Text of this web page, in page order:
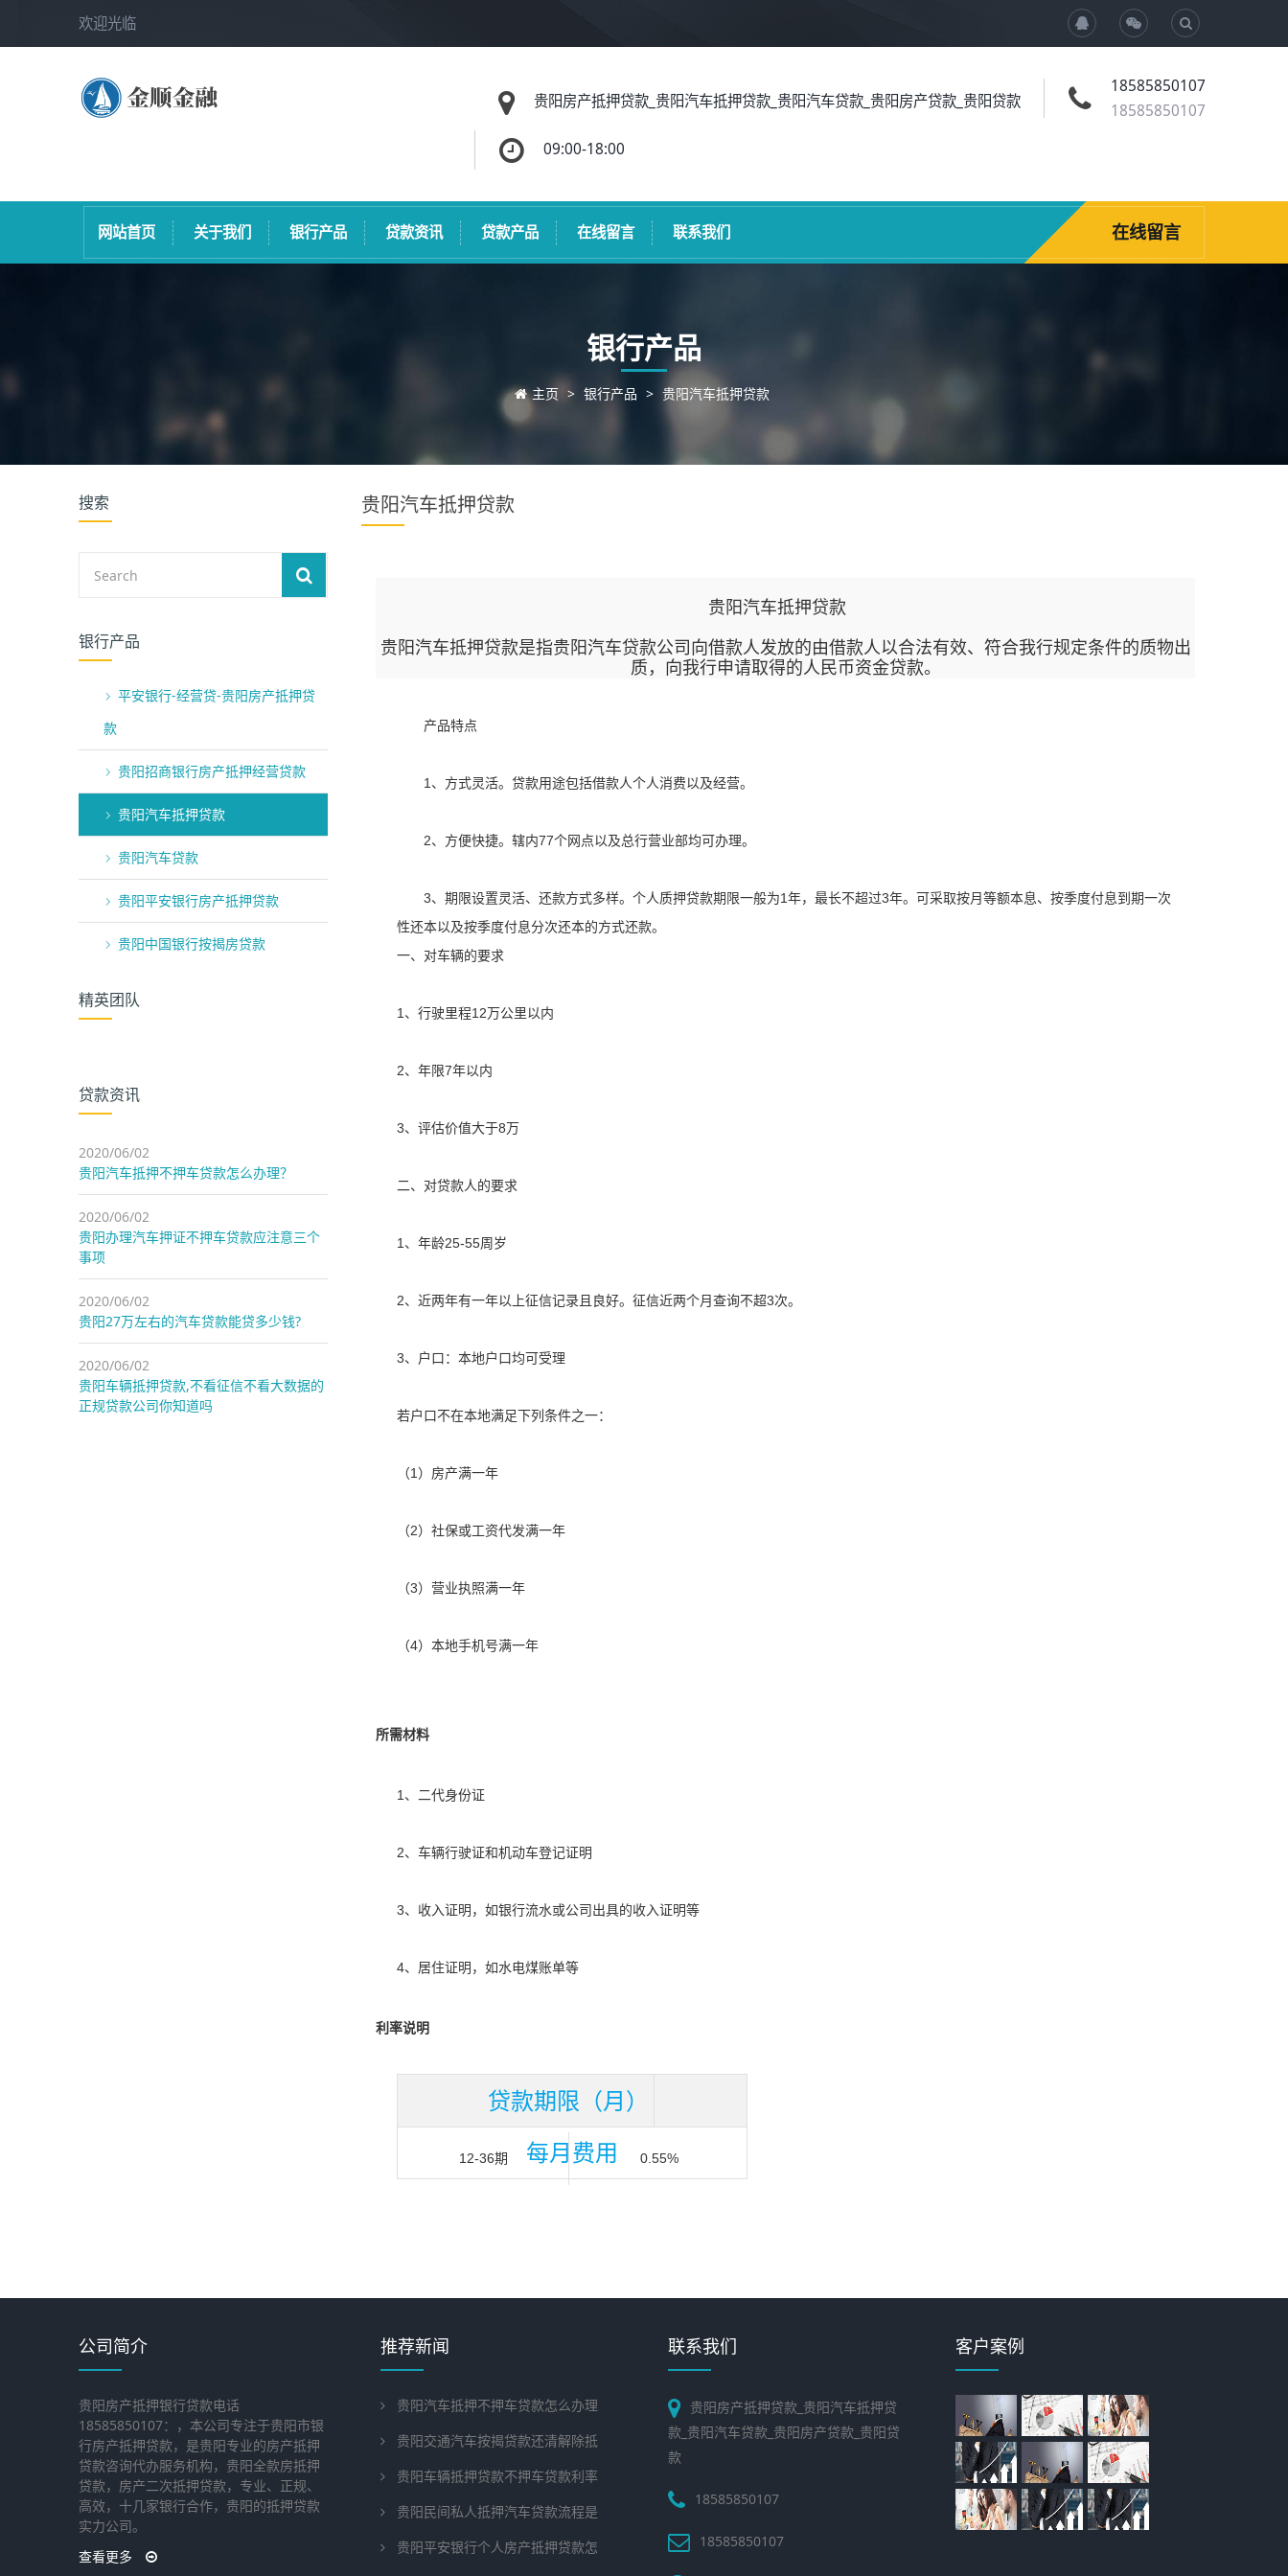
欢迎光临
贵阳房产抵押贷款_贵阳汽车抵押贷款_贵阳汽车贷款_贵阳房产贷款_贵阳贷款
18585850107
18585850107
09:00-18:00
网站首页 关于我们 银行产品 贷款资讯 贷款产品 在线留言 联系我们 在线留言
银行产品
主页 > 银行产品 > 贵阳汽车抵押贷款
搜索
银行产品
平安银行-经营贷-贵阳房产抵押贷
款
贵阳招商银行房产抵押经营贷款
贵阳汽车抵押贷款
贵阳汽车贷款
贵阳平安银行房产抵押贷款
贵阳中国银行按揭房贷款
精英团队
贷款资讯
2020/06/02
贵阳汽车抵押不押车贷款怎么办理？
2020/06/02
贵阳办理汽车押证不押车贷款应注意三个
事项
2020/06/02
贵阳27万左右的汽车贷款能贷多少钱?
2020/06/02
贵阳车辆抵押贷款,不看征信不看大数据的
正规贷款公司你知道吗
贵阳汽车抵押贷款
贵阳汽车抵押贷款
贵阳汽车抵押贷款是指贵阳汽车贷款公司向借款人发放的由借款人以合法有效、符合我行规定条件的质物出
质，向我行申请取得的人民币资金贷款。
产品特点
1、方式灵活。贷款用途包括借款人个人消费以及经营。
2、方便快捷。辖内77个网点以及总行营业部均可办理。
3、期限设置灵活、还款方式多样。个人质押贷款期限一般为1年，最长不超过3年。可采取按月等额本息、按季度付息到期一次
性还本以及按季度付息分次还本的方式还款。
一、对车辆的要求
1、行驶里程12万公里以内
2、年限7年以内
3、评估价值大于8万
二、对贷款人的要求
1、年龄25-55周岁
2、近两年有一年以上征信记录且良好。征信近两个月查询不超3次。
3、户口：本地户口均可受理
若户口不在本地满足下列条件之一：
（1）房产满一年
（2）社保或工资代发满一年
（3）营业执照满一年
（4）本地手机号满一年
所需材料
1、二代身份证
2、车辆行驶证和机动车登记证明
3、收入证明，如银行流水或公司出具的收入证明等
4、居住证明，如水电煤账单等
利率说明
贷款期限（月）
每月费用
12-36期 0.55%
公司简介
贵阳房产抵押银行贷款电话
18585850107：，本公司专注于贵阳市银
行房产抵押贷款，是贵阳专业的房产抵押
贷款咨询代办服务机构，贵阳全款房抵押
贷款，房产二次抵押贷款，专业、正规、
高效，十几家银行合作，贵阳的抵押贷款
实力公司。
查看更多
推荐新闻
贵阳汽车抵押不押车贷款怎么办理
贵阳交通汽车按揭贷款还清解除抵
贵阳车辆抵押贷款不押车贷款利率
贵阳民间私人抵押汽车贷款流程是
贵阳平安银行个人房产抵押贷款怎
联系我们
贵阳房产抵押贷款_贵阳汽车抵押贷
款_贵阳汽车贷款_贵阳房产贷款_贵阳贷
款
18585850107
18585850107
客户案例